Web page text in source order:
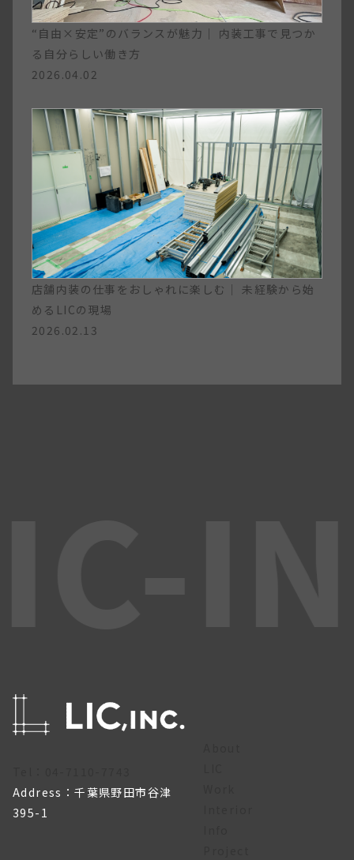
“自由×安定”のバランスが魅力｜ 内装工事で見つか
る自分らしい働き方
2026.04.02
店舗内装の仕事をおしゃれに楽しむ｜ 未経験から始
めるLICの現場
2026.02.13
Address：千葉県野田市谷津
395-1